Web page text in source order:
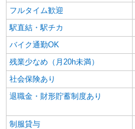
フルタイム歓迎
駅直結・駅チカ
バイク通勤OK
残業少なめ（月20h未満）
社会保険あり
退職金・財形貯蓄制度あり
制服貸与